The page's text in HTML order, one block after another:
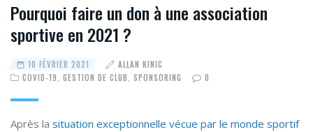
Pourquoi faire un don à une association
sportive en 2021 ?
10 FÉVRIER 2021
ALLAN KINIC
COVID-19
GESTION DE CLUB SPONSORING 0
Après la situation exceptionnelle vécue par le monde sportif